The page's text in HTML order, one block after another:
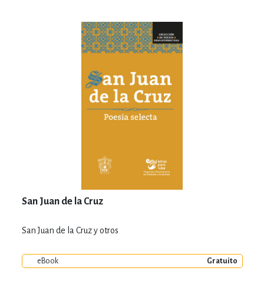
San Juan de la Cruz
San Juan de la Cruz y otros
eBook Gratuito